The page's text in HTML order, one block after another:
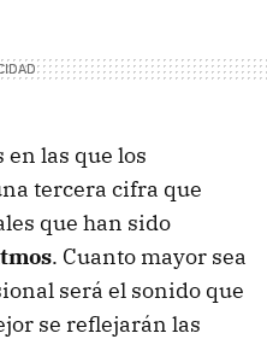
las que los
tercera cifra que
que han sido
. Cuanto mayor sea
será el sonido que
se reflejarán las